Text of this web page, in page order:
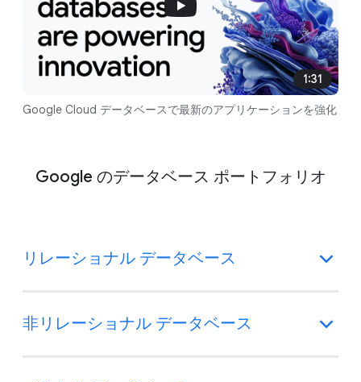
1:31
Google Cloud データベースで最新のアプリケーションを強化
Google のデータベース ポートフォリオ
リレーショナル データベース
非リレーショナル データベース